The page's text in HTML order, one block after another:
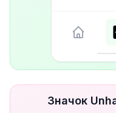
Значок